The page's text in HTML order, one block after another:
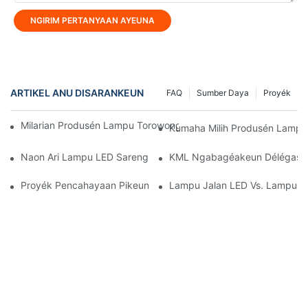
NGIRIM PERTANYAAN AYEUNA
ARTIKEL ANU DISARANKEUN Proyék
Sumber Daya
FAQ
Milarian Produsén Lampu Torowongan LED Anu Bisa
Kumaha Milih Produsén
Naon Ari Lampu LED Sareng Kumaha Cara Kerjana?
KML Ngabagéakeun Délégasi
Proyék Pencahayaan Pikeun Pabrik Pangolahan Perangkat
Lampu Jalan LED Vs. Lampu